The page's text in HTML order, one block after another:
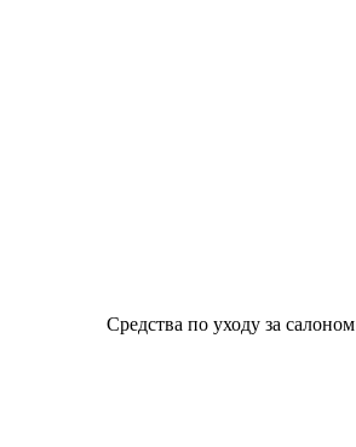
Средства по уходу за салоном